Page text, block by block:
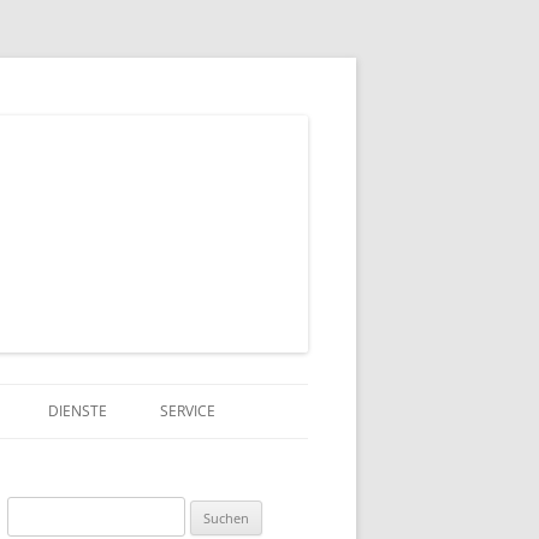
DIENSTE SERVICE
EA-SELBSTHILFE E.V.